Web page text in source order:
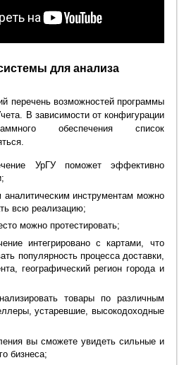
для анализа
перечень возможностей программы
В зависимости от конфигурации
обеспечения список
УрГУ поможет эффективно
аналитическим инструментам можно
всю реализацию;
можно протестировать;
интегрировано с картами, что
популярность процесса доставки,
географический регион города и
товары по различным
устаревшие, высокодоходные
вы сможете увидеть сильные и
бизнеса;